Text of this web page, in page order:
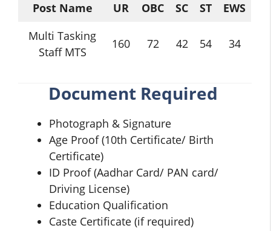
Post Name UR OBC SC ST
EWS
Multi Tasking
Staff MTS
160 72 42 54 34
Document Required
Photograph & Signature
Age Proof (10th Certificate/ Birth
Certificate)
ID Proof (Aadhar Card/ PAN card/
Driving License)
Education Qualification
Caste Certificate (if required)